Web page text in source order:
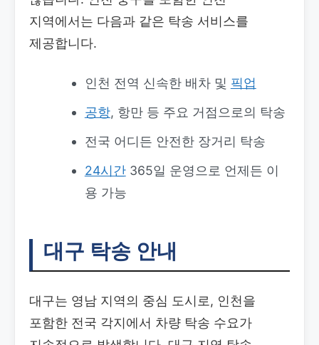
지역에서는 다음과 같은 탁송 서비스를
제공합니다.
인천 전역 신속한 배차 및 픽업
공항, 항만 등 주요 거점으로의 탁송
전국 어디든 안전한 장거리 탁송
24시간365일 운영으로 언제든 이
용 가능
대구 탁송 안내
대구는 영남 지역의 중심 도시로, 인천을
포함한 전국 각지에서 차량 탁송 수요가